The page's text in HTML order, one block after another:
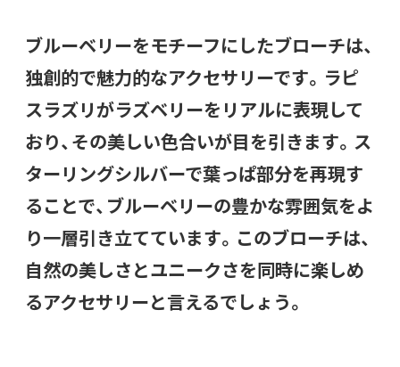
ブルーベリーをモチーフにしたブローチは、
独創的で魅力的なアクセサリーです。ラピ
スラズリがラズベリーをリアルに表現して
おり、その美しい色合いが目を引きます。ス
ターリングシルバーで葉っぱ部分を再現す
ることで、ブルーベリーの豊かな雰囲気をよ
り一層引き立てています。このブローチは、
自然の美しさとユニークさを同時に楽しめ
るアクセサリーと言えるでしょう。